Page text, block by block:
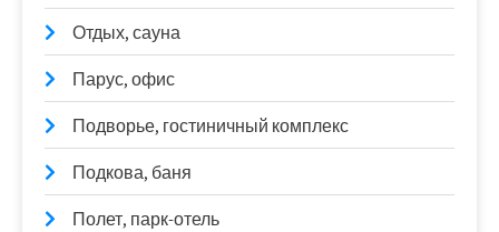
Отдых, сауна
Парус, офис
Подворье, гостиничный комплекс
Подкова, баня
Полет, парк-отель